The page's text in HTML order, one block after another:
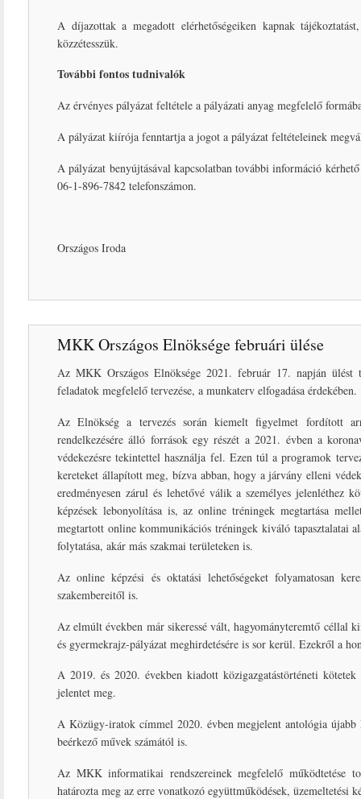
A díjazottak a megadott elérhetőségeiken kapnak
közzétesszük.
További fontos tudnivalók
Az érvényes pályázat feltétele a pályázati anyag megfelelő
A pályázat kiírója fenntartja a jogot a pályázat feltételeinek
A pályázat benyújtásával kapcsolatban további információ
06-1-896-7842 telefonszámon.
Országos Iroda
MKK Országos Elnöksége februári ülése
Az MKK Országos Elnöksége 2021. február 17. napján
feladatok megfelelő tervezése, a munkaterv elfogadása érdekében.
Az Elnökség a tervezés során kiemelt figyelmet fordított
rendelkezésére álló források egy részét a 2021. évben a
védekezésre tekintettel használja fel. Ezen túl a programok
kereteket állapított meg, bízva abban, hogy a járvány elleni
eredményesen zárul és lehetővé válik a személyes jelenléthez
képzések lebonyolítása is, az online tréningek megtartása
megtartott online kommunikációs tréningek kiváló tapasztalatai
folytatása, akár más szakmai területeken is.
Az online képzési és oktatási lehetőségeket folyamatosan
szakembereitől is.
Az elmúlt években már sikeressé vált, hagyományteremtő
és gyermekrajz-pályázat meghirdetésére is sor kerül. Ezekről a
A 2019. és 2020. években kiadott közigazgatástörténeti
jelentet meg.
A Közügy-iratok címmel 2020. évben megjelent antológia
beérkező művek számától is.
Az MKK informatikai rendszereinek megfelelő működtetése
határozta meg az erre vonatkozó együttműködések, üzemeltetési